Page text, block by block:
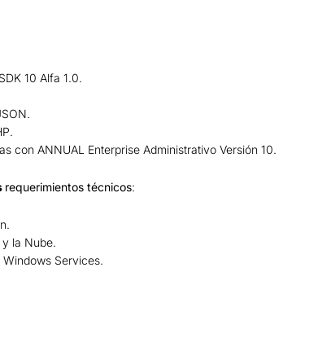
10 Alfa 1.0.
con ANNUAL Enterprise Administrativo Versión 10.
requerimientos técnicos:
la Nube.
Services.